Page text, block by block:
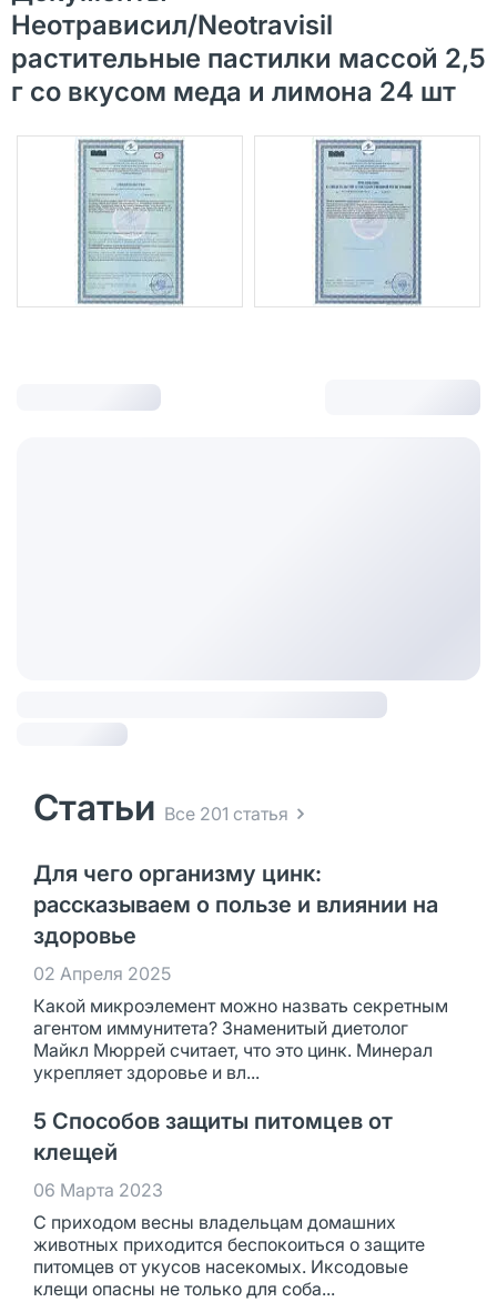
Неотрависил/Neotravisil
растительные пастилки массой 2,5
г со вкусом меда и лимона 24 шт
Статьи Все 201 статья
Для чего организму цинк:
рассказываем о пользе и влиянии на
здоровье
02 Апреля 2025
Какой микроэлемент можно назвать секретным
агентом иммунитета? Знаменитый диетолог
Майкл Мюррей считает, что это цинк. Минерал
укрепляет здоровье и вл...
5 Способов защиты питомцев от
клещей
06 Марта 2023
С приходом весны владельцам домашних
животных приходится беспокоиться о защите
питомцев от укусов насекомых. Иксодовые
клещи опасны не только для соба...